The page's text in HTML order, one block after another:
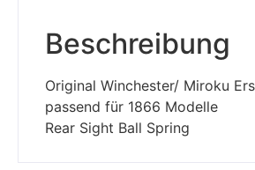
Beschreibung
Original Winchester/ Miroku
passend für 1866 Modelle
Rear Sight Ball Spring